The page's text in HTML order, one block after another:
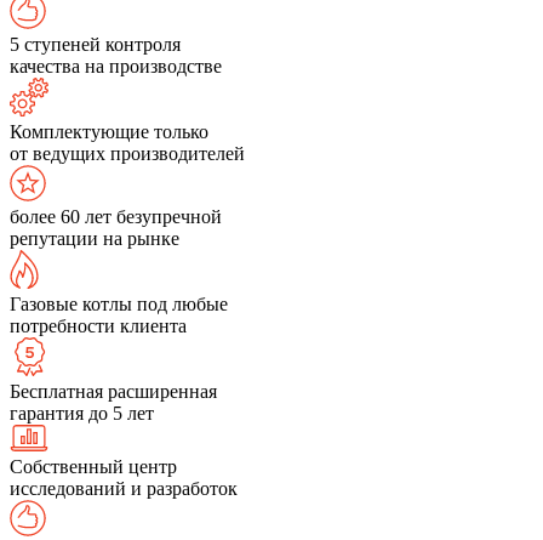
5 ступеней контроля
качества на производстве
Комплектующие только
от ведущих производителей
более 60 лет безупречной
репутации на рынке
Газовые котлы под любые
потребности клиента
Бесплатная расширенная
гарантия до 5 лет
Собственный центр
исследований и разработок